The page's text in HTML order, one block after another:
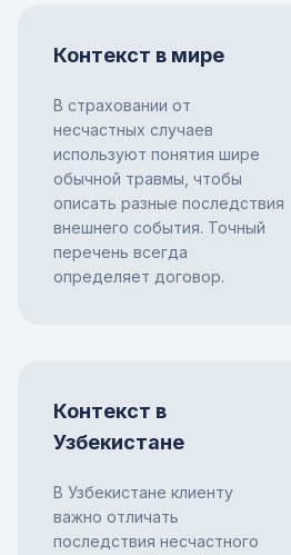
Контекст в мире
В страховании от
несчастных случаев
используют понятия шире
обычной травмы, чтобы
описать разные последствия
внешнего события. Точный
перечень всегда
определяет договор.
Контекст в
Узбекистане
В Узбекистане клиенту
важно отличать
последствия несчастного